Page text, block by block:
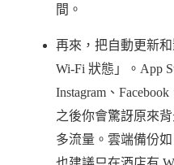
間。
再來，把自動更新
Wi-Fi 狀態」。App
Instagram、
之後你會驚訝原來
多流量。雲端備份如